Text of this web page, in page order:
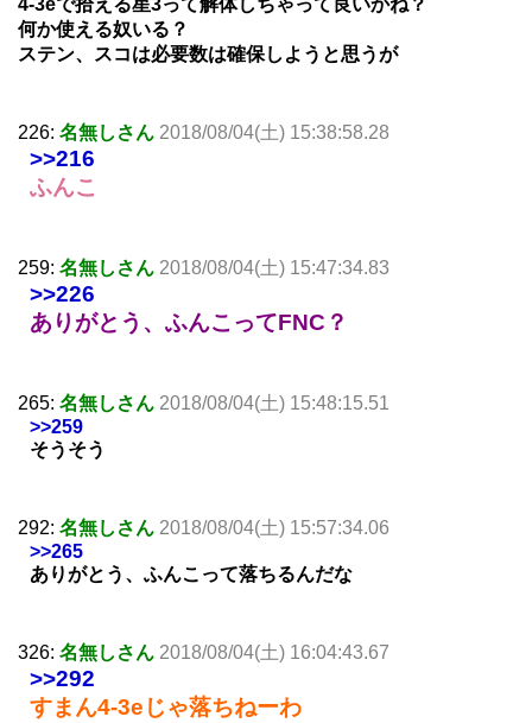
何か使える奴いる？
ステン、スコは必要数は確保しようと思うが
226: 名無しさん 2018/08/04(土) 15:38:58.28
>>216
ふんこ
259: 名無しさん 2018/08/04(土) 15:47:34.83
>>226
ありがとう、ふんこってFNC？
265: 名無しさん 2018/08/04(土) 15:48:15.51
>>259
そうそう
292: 名無しさん 2018/08/04(土) 15:57:34.06
>>265
ありがとう、ふんこって落ちるんだな
326: 名無しさん 2018/08/04(土) 16:04:43.67
>>292
すまん4-3eじゃ落ちねーわ